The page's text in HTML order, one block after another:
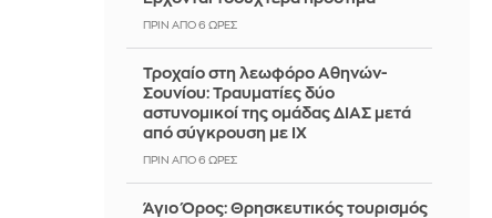
ΠΡΙΝ ΑΠΌ 6 ΏΡΕΣ
Τροχαίο στη λεωφόρο Αθηνών-
Σουνίου: Τραυματίες δύο
αστυνομικοί της ομάδας ΔΙΑΣ μετά
από σύγκρουση με ΙΧ
ΠΡΙΝ ΑΠΌ 6 ΏΡΕΣ
Άγιο Όρος: Θρησκευτικός τουρισμός